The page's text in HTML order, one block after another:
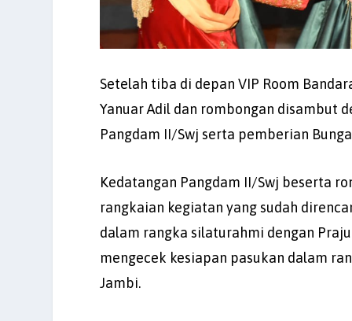
Setelah tiba di depan VIP Room
Yanuar Adil dan rombongan disambut
Pangdam II/Swj serta pemberian
Kedatangan Pangdam II/Swj beserta
rangkaian kegiatan yang sudah
dalam rangka silaturahmi dengan
mengecek kesiapan pasukan dalam
Jambi.